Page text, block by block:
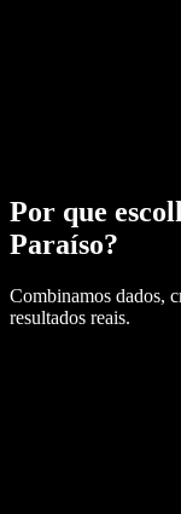
Por que
Paraíso?
Combinamos dados,
resultados reais.